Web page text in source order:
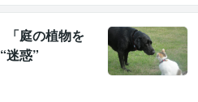
「庭の植物を
迷惑”